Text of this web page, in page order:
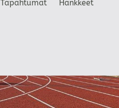
Tapahtumat
Hankkeet